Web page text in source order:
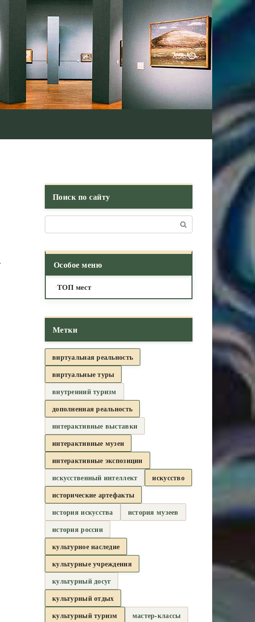
Поиск по сайту
Особое меню
ТОП мест
Метки
виртуальная реальность
виртуальные туры
внутренний туризм
дополненная реальность
интерактивные выставки
интерактивные музеи
интерактивные экспозиции
искусственный интеллект
искусство
исторические артефакты
история искусства
история музеев
история россии
культурное наследие
культурные учреждения
культурный досуг
культурный отдых
культурный туризм
мастер-классы